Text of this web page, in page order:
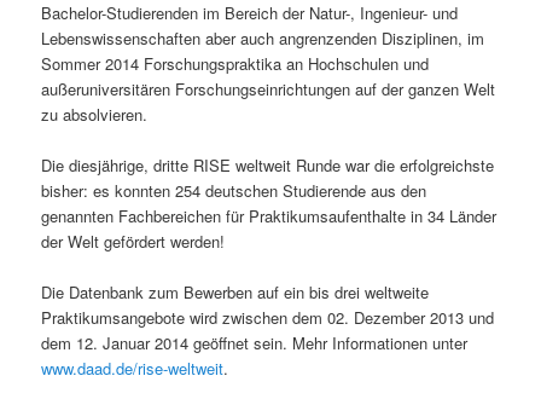
Bachelor-Studierenden im Bereich der Natur-, Ingenieur- und
Lebenswissenschaften aber auch angrenzenden Disziplinen, im
Sommer 2014 Forschungspraktika an Hochschulen und
außeruniversitären Forschungseinrichtungen auf der ganzen Welt
zu absolvieren.
Die diesjährige, dritte RISE weltweit Runde war die erfolgreichste
bisher: es konnten 254 deutschen Studierende aus den
genannten Fachbereichen für Praktikumsaufenthalte in 34 Länder
der Welt gefördert werden!
Die Datenbank zum Bewerben auf ein bis drei weltweite
Praktikumsangebote wird zwischen dem 02. Dezember 2013 und
dem 12. Januar 2014 geöffnet sein. Mehr Informationen unter
www.daad.de/rise-weltweit.